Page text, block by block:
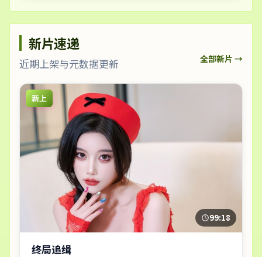
新片速递
近期上架与元数据更新 全部新片 →
新上
99:18
终局追缉